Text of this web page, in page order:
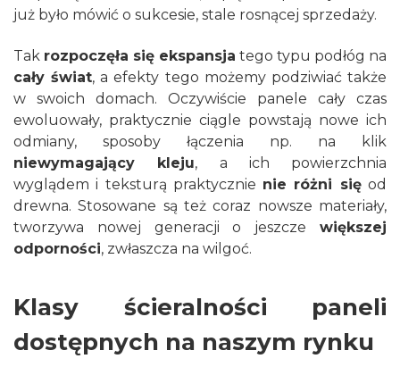
już było mówić o sukcesie, stale rosnącej sprzedaży.
Tak rozpoczęła się ekspansja tego typu podłóg na
cały świat, a efekty tego możemy podziwiać także
w swoich domach. Oczywiście panele cały czas
ewoluowały, praktycznie ciągle powstają nowe ich
odmiany, sposoby łączenia np. na klik
niewymagający kleju, a ich powierzchnia
wyglądem i teksturą praktycznie nie różni sięod
drewna. Stosowane są też coraz nowsze materiały,
tworzywa nowej generacji o jeszcze większej
odporności, zwłaszcza na wilgoć.
Klasy ścieralności paneli
dostępnych na naszym rynku